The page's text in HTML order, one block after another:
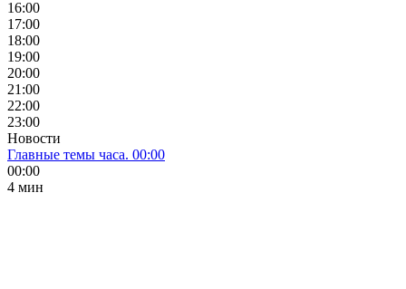
16:00
17:00
18:00
19:00
20:00
21:00
22:00
23:00
Новости
Главные темы часа. 00:00
00:00
4 мин